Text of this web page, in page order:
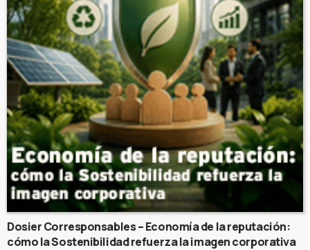
Dosier Corresponsables – Economía de la reputación:
cómo la Sostenibilidad refuerza la imagen corporativa